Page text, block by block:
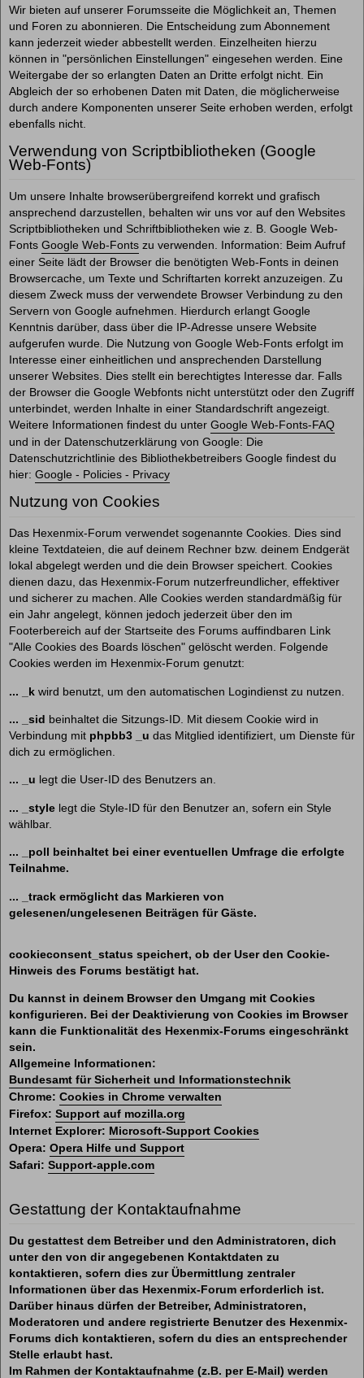
Wir bieten auf unserer Forumsseite die Möglichkeit an, Themen
und Foren zu abonnieren. Die Entscheidung zum Abonnement
kann jederzeit wieder abbestellt werden. Einzelheiten hierzu
können in "persönlichen Einstellungen" eingesehen werden. Eine
Weitergabe der so erlangten Daten an Dritte erfolgt nicht. Ein
Abgleich der so erhobenen Daten mit Daten, die möglicherweise
durch andere Komponenten unserer Seite erhoben werden, erfolgt
ebenfalls nicht.
Verwendung von Scriptbibliotheken (Google
Web-Fonts)
Um unsere Inhalte browserübergreifend korrekt und grafisch
ansprechend darzustellen, behalten wir uns vor auf den Websites
Scriptbibliotheken und Schriftbibliotheken wie z. B. Google Web-
Fonts Google Web-Fonts zu verwenden. Information: Beim Aufruf
einer Seite lädt der Browser die benötigten Web-Fonts in deinen
Browsercache, um Texte und Schriftarten korrekt anzuzeigen. Zu
diesem Zweck muss der verwendete Browser Verbindung zu den
Servern von Google aufnehmen. Hierdurch erlangt Google
Kenntnis darüber, dass über die IP-Adresse unsere Website
aufgerufen wurde. Die Nutzung von Google Web-Fonts erfolgt im
Interesse einer einheitlichen und ansprechenden Darstellung
unserer Websites. Dies stellt ein berechtigtes Interesse dar. Falls
der Browser die Google Webfonts nicht unterstützt oder den Zugriff
unterbindet, werden Inhalte in einer Standardschrift angezeigt.
Weitere Informationen findest du unter Google Web-Fonts-FAQ
und in der Datenschutzerklärung von Google: Die
Datenschutzrichtlinie des Bibliothekbetreibers Google findest du
hier: Google - Policies - Privacy
Nutzung von Cookies
Das Hexenmix-Forum verwendet sogenannte Cookies. Dies sind
kleine Textdateien, die auf deinem Rechner bzw. deinem Endgerät
lokal abgelegt werden und die dein Browser speichert. Cookies
dienen dazu, das Hexenmix-Forum nutzerfreundlicher, effektiver
und sicherer zu machen. Alle Cookies werden standardmäßig für
ein Jahr angelegt, können jedoch jederzeit über den im
Footerbereich auf der Startseite des Forums auffindbaren Link
"Alle Cookies des Boards löschen" gelöscht werden. Folgende
Cookies werden im Hexenmix-Forum genutzt:
... _k wird benutzt, um den automatischen Logindienst zu nutzen.
... _sid beinhaltet die Sitzungs-ID. Mit diesem Cookie wird in
Verbindung mit phpbb3 _u das Mitglied identifiziert, um Dienste für
dich zu ermöglichen.
... _u legt die User-ID des Benutzers an.
... _style legt die Style-ID für den Benutzer an, sofern ein Style
wählbar.
... _poll beinhaltet bei einer eventuellen Umfrage die erfolgte
Teilnahme.
... _track ermöglicht das Markieren von
gelesenen/ungelesenen Beiträgen für Gäste.
cookieconsent_status speichert, ob der User den Cookie-
Hinweis des Forums bestätigt hat.
Du kannst in deinem Browser den Umgang mit Cookies
konfigurieren. Bei der Deaktivierung von Cookies im Browser
kann die Funktionalität des Hexenmix-Forums eingeschränkt
sein.
Allgemeine Informationen:
Bundesamt für Sicherheit und Informationstechnik
Chrome: Cookies in Chrome verwalten
Firefox: Support auf mozilla.org
Internet Explorer: Microsoft-Support Cookies
Opera: Opera Hilfe und Support
Safari: Support-apple.com
Gestattung der Kontaktaufnahme
Du gestattest dem Betreiber und den Administratoren, dich
unter den von dir angegebenen Kontaktdaten zu
kontaktieren, sofern dies zur Übermittlung zentraler
Informationen über das Hexenmix-Forum erforderlich ist.
Darüber hinaus dürfen der Betreiber, Administratoren,
Moderatoren und andere registrierte Benutzer des Hexenmix-
Forums dich kontaktieren, sofern du dies an entsprechender
Stelle erlaubt hast.
Im Rahmen der Kontaktaufnahme (z.B. per E-Mail) werden